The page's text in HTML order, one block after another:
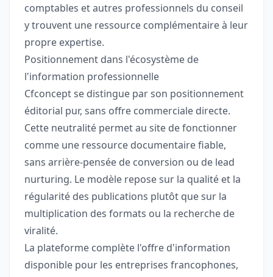
comptables et autres professionnels du conseil
y trouvent une ressource complémentaire à leur
propre expertise.
Positionnement dans l'écosystème de
l'information professionnelle
Cfconcept se distingue par son positionnement
éditorial pur, sans offre commerciale directe.
Cette neutralité permet au site de fonctionner
comme une ressource documentaire fiable,
sans arrière-pensée de conversion ou de lead
nurturing. Le modèle repose sur la qualité et la
régularité des publications plutôt que sur la
multiplication des formats ou la recherche de
viralité.
La plateforme complète l'offre d'information
disponible pour les entreprises francophones,